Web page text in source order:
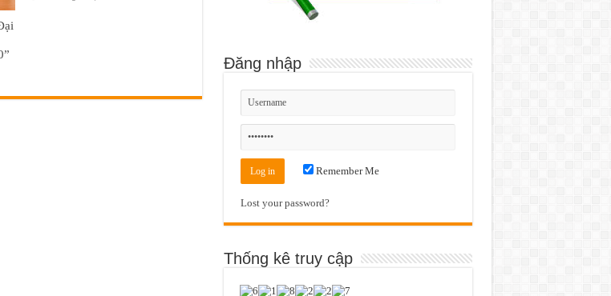
Đăng nhập
Remember Me
Lost your password?
Thống kê truy cập